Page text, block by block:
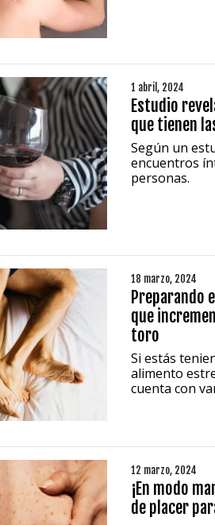
1 abril, 2024
Estudio
que tienen
Según un
encuentros
personas.
18 marzo, 2024
Preparando
que
toro
Si estás
alimento
cuenta con
12 marzo, 2024
¡En modo
de placer